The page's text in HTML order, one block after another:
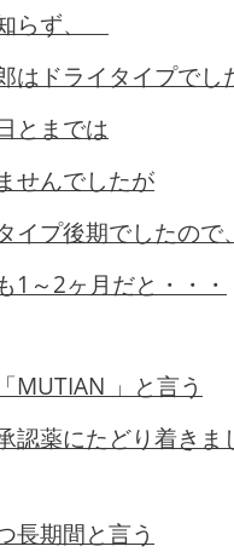
らず、
はドライタイプでし
とまでは
せんでしたが
イプ後期でしたので、
1～2ヶ月だと・・・
MUTIAN 」 と言う
認薬にたどり着きま
長期間と言う